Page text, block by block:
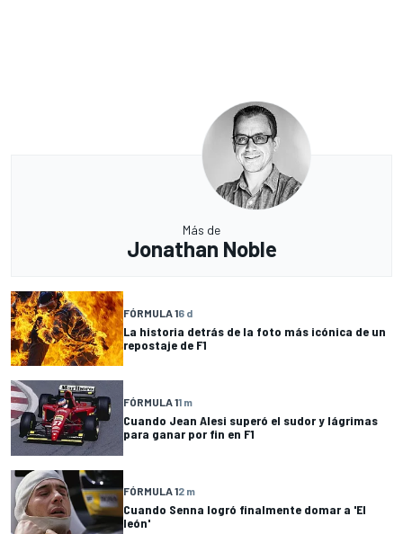
Más de
Jonathan Noble
FÓRMULA 16 d
La historia detrás de la foto más icónica de un
repostaje de F1
FÓRMULA 11 m
Cuando Jean Alesi superó el sudor y lágrimas
para ganar por fin en F1
FÓRMULA 12 m
Cuando Senna logró finalmente domar a 'El
león'